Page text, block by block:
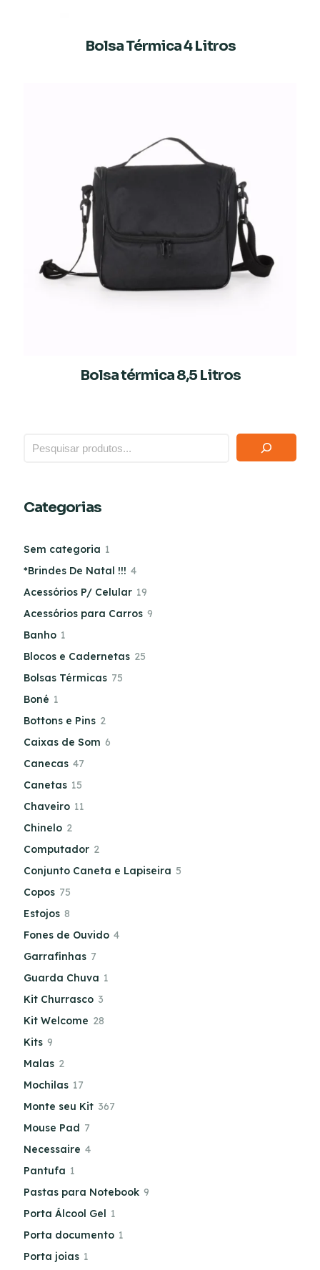
Bolsa Térmica 4 Litros
Bolsa térmica 8,5 Litros
Categorias
Sem categoria 1
*Brindes De Natal !!! 4
Acessórios P/ Celular 19
Acessórios para Carros 9
Banho 1
Blocos e Cadernetas 25
Bolsas Térmicas 75
Boné 1
Bottons e Pins 2
Caixas de Som 6
Canecas 47
Canetas 15
Chaveiro 11
Chinelo 2
Computador 2
Conjunto Caneta e Lapiseira 5
Copos 75
Estojos 8
Fones de Ouvido 4
Garrafinhas 7
Guarda Chuva 1
Kit Churrasco 3
Kit Welcome 28
Kits 9
Malas 2
Mochilas 17
Monte seu Kit 367
Mouse Pad 7
Necessaire 4
Pantufa 1
Pastas para Notebook 9
Porta Álcool Gel 1
Porta documento 1
Porta joias 1